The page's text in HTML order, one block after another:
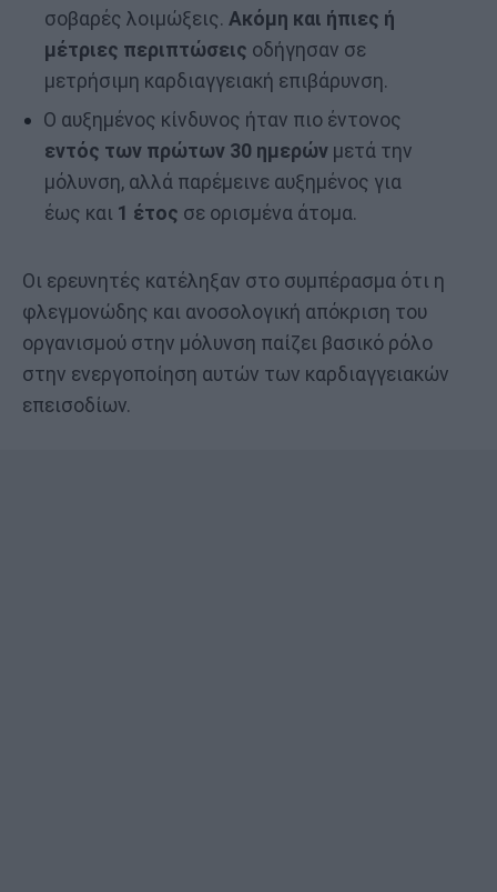
σοβαρές λοιμώξεις. Ακόμη και ήπιες ή
μέτριες περιπτώσεις οδήγησαν σε
μετρήσιμη καρδιαγγειακή επιβάρυνση.
Ο αυξημένος κίνδυνος ήταν πιο έντονος
εντός των πρώτων 30 ημερώνμετά την
μόλυνση, αλλά παρέμεινε αυξημένος για
έως και 1 έτος σε ορισμένα άτομα.
Οι ερευνητές κατέληξαν στο συμπέρασμα ότι η
φλεγμονώδης και ανοσολογική απόκριση του
οργανισμού στην μόλυνση παίζει βασικό ρόλο
στην ενεργοποίηση αυτών των καρδιαγγειακών
επεισοδίων.